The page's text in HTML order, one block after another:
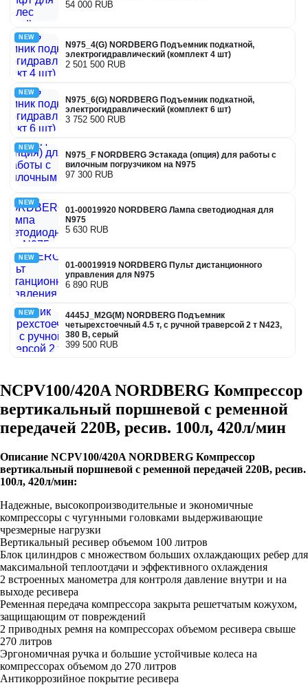
54 000 RUB
NEW
N975_4(G) NORDBERG Подъемник подкатной,
электрогидравлический (комплект 4 шт)
2 501 500 RUB
NEW
N975_6(G) NORDBERG Подъемник подкатной,
электрогидравлический (комплект 6 шт)
3 752 500 RUB
NEW
N975_F NORDBERG Эстакада (опция) для работы с
вилочным погрузчиком на N975
97 300 RUB
NEW
01-00019920 NORDBERG Лампа светодиодная для
N975
5 630 RUB
NEW
01-00019919 NORDBERG Пульт дистанционного
управления для N975
6 890 RUB
NEW
4445J_M2G(M) NORDBERG Подъемник
четырехстоечный 4.5 т, с ручной траверсой 2 т N423,
380 В, серый
399 500 RUB
NCPV100/420A NORDBERG Компрессор
вертикальный поршневой с ременной
передачей 220В, ресив. 100л, 420л/мин
Описание NCPV100/420A NORDBERG Компрессор
вертикальный поршневой с ременной передачей 220В, ресив.
100л, 420л/мин:
Надежные, высокопроизводительные и экономичные
компрессоры с чугунными головками выдерживающие
чрезмерные нагрузки
Вертикальный ресивер объемом 100 литров
Блок цилиндров с множеством больших охлаждающих ребер для
максимальной теплоотдачи и эффективного охлаждения
2 встроенных манометра для контроля давление внутри и на
выходе ресивера
Ременная передача компрессора закрыта решетчатым кожухом,
защищающим от повреждений
2 приводных ремня на компрессорах объемом ресивера свыше
270 литров
Эргономичная ручка и большие устойчивые колеса на
компрессорах объемом до 270 литров
Антикоррозийное покрытие ресивера